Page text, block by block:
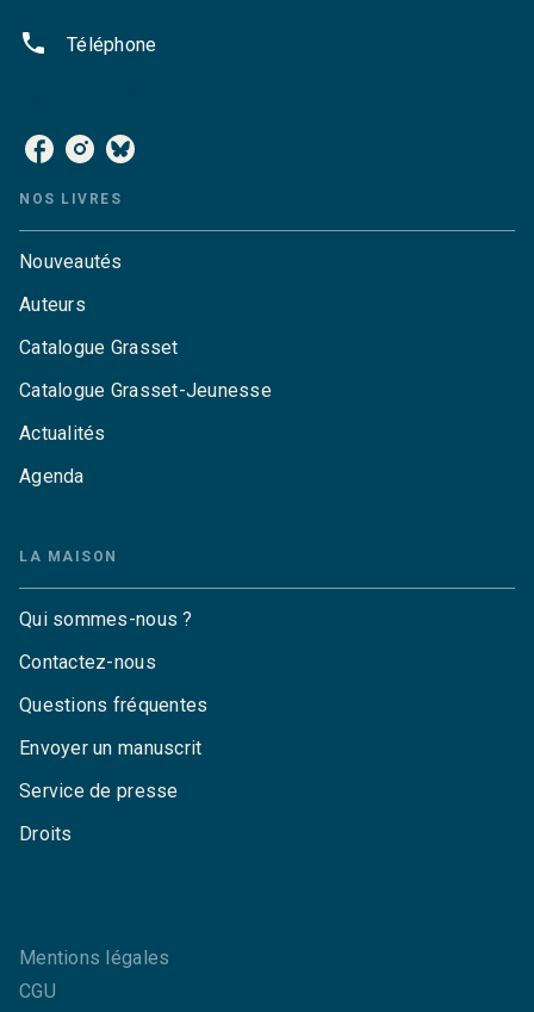
phone Téléphone
NOS LIVRES
Nouveautés
Auteurs
Catalogue Grasset
Catalogue Grasset-Jeunesse
Actualités
Agenda
LA MAISON
Qui sommes-nous ?
Contactez-nous
Questions fréquentes
Envoyer un manuscrit
Service de presse
Droits
Mentions légales
CGU